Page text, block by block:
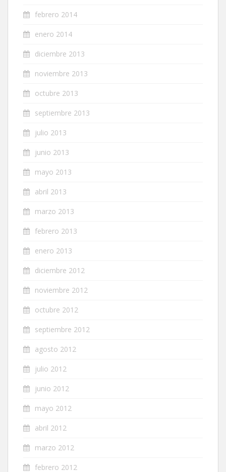
febrero 2014
enero 2014
diciembre 2013
noviembre 2013
octubre 2013
septiembre 2013
julio 2013
junio 2013
mayo 2013
abril 2013
marzo 2013
febrero 2013
enero 2013
diciembre 2012
noviembre 2012
octubre 2012
septiembre 2012
agosto 2012
julio 2012
junio 2012
mayo 2012
abril 2012
marzo 2012
febrero 2012